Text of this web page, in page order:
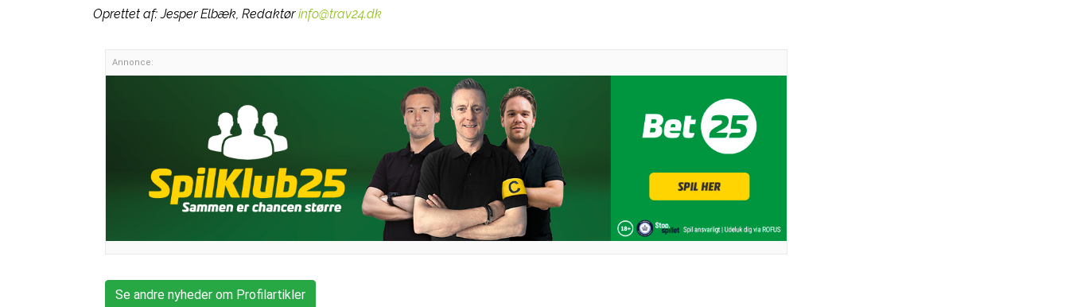
Oprettet af:Jesper Elbæk, Redaktør info@trav24.dk
Annonce:
Se andre nyheder om Profilartikler